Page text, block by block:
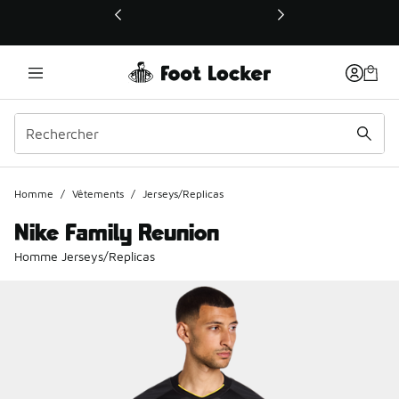
Ce lien ouvrira une nouvelle fenêtre
Homme / Vêtements / Jerseys/Replicas
Nike Family Reunion
Homme Jerseys/Replicas